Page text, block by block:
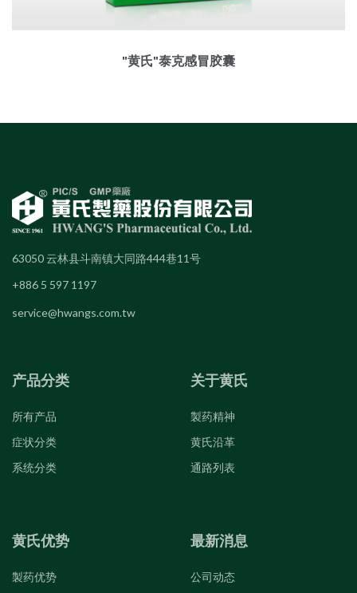
"黄氏"泰克感冒胶囊
63050 云林县斗南镇大同路444巷11号
+886 5 597 1197
service@hwangs.com.tw
产品分类
所有产品
症状分类
系统分类
关于黄氏
製药精神
黄氏沿革
通路列表
黄氏优势
製药优势
最新消息
公司动态